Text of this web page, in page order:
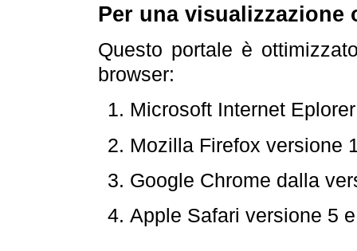
Per una visualizzazione
Questo portale è
browser:
Microsoft Internet
Mozilla Firefox versione
Google Chrome dalla
Apple Safari versione 5